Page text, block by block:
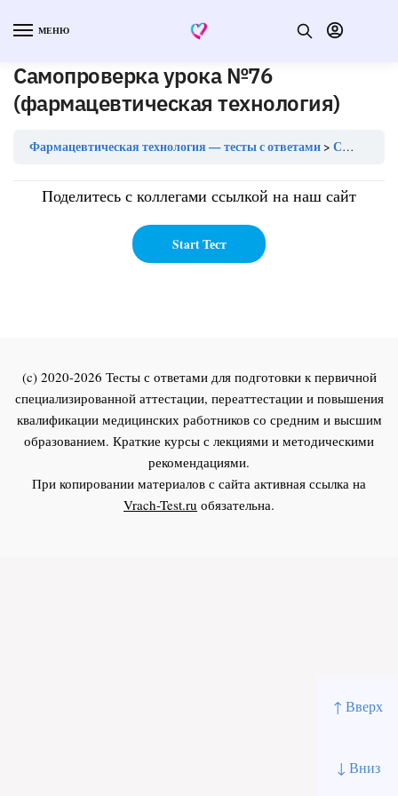
↑ Вверх
↓ Вниз
МЕНЮ
Самопроверка урока №76
(фармацевтическая технология)
Фармацевтическая технология — тесты с ответами Самопроверка урока №76 (фармацевтическая технология)
Поделитесь с коллегами ссылкой на наш сайт
(c) 2020-2026 Тесты с ответами для подготовки к первичной
специализированной аттестации, переаттестации и повышения
квалификации медицинских работников со средним и высшим
образованием. Краткие курсы с лекциями и методическими
рекомендациями.
При копировании материалов с сайта активная ссылка на
Vrach-Test.ru обязательна.